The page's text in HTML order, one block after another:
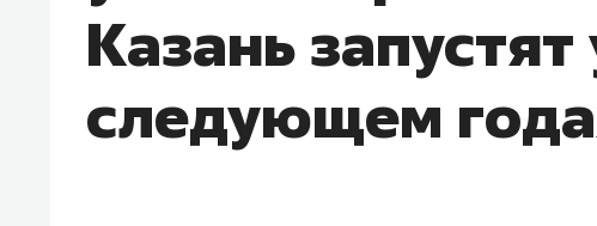
Казань
следующем
чем интересен Оман?